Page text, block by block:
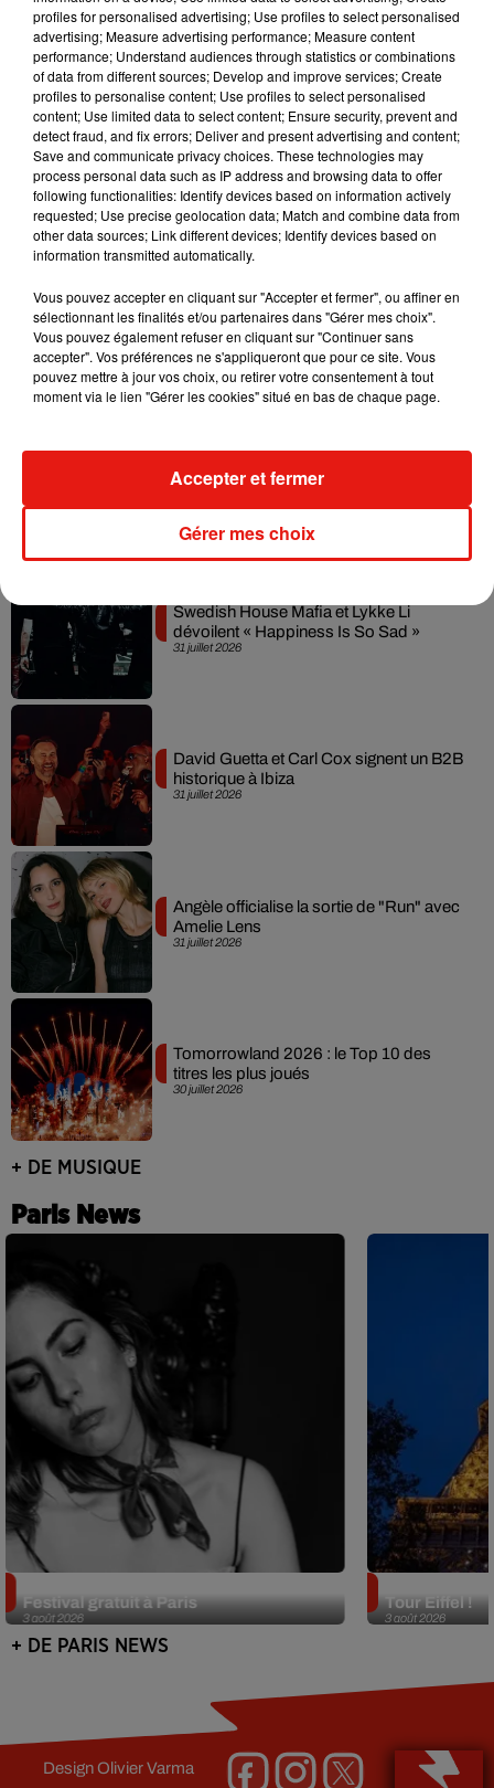
norvégien.
"L'action du Programme alimentaire mondial au profit de
l'humanité est une entreprise que toutes les nations du
monde devraient approuver et soutenir", a-t-il conclu.
Musique
6 août 2026
Il y a 10 ans, DJ Snake changeait de
dimension avec son premier...
leur mixtape créée en...
31 juillet 2026
Swedish House Mafia et Lykke Li
dévoilent « Happiness Is So Sad »
31 juillet 2026
David Guetta et Carl Cox signent un B2B
historique à Ibiza
31 juillet 2026
Angèle officialise la sortie de "Run" avec
Amelie Lens
30 juillet 2026
Tomorrowland 2026 : le Top 10 des
titres les plus joués
+ DE MUSIQUE
Paris News
3 août 2026
Festival gratuit à Paris
3 août 2026
Tour Eiffel !
+ DE PARIS NEWS
DesignOlivier Varma
profiles for personalised advertising; Use profiles to select personalised
advertising; Measure advertising performance; Measure content
performance; Understand audiences through statistics or combinations
of data from different sources; Develop and improve services; Create
profiles to personalise content; Use profiles to select personalised
content; Use limited data to select content; Ensure security, prevent and
detect fraud, and fix errors; Deliver and present advertising and content;
Save and communicate privacy choices. These technologies may
process personal data such as IP address and browsing data to offer
following functionalities: Identify devices based on information actively
requested; Use precise geolocation data; Match and combine data from
other data sources; Link different devices; Identify devices based on
information transmitted automatically.
Vous pouvez accepter en cliquant sur "Accepter et fermer", ou affiner en
sélectionnant les finalités et/ou partenaires dans "Gérer mes choix".
Vous pouvez également refuser en cliquant sur "Continuer sans
accepter". Vos préférences ne s'appliqueront que pour ce site. Vous
pouvez mettre à jour vos choix, ou retirer votre consentement à tout
moment via le lien "Gérer les cookies" situé en bas de chaque page.
Gérer mes choix
Accepter et fermer